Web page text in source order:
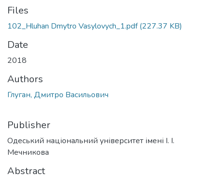
Files
102_Hluhan Dmytro Vasylovych_1.pdf(227.37 KB)
Date
2018
Authors
Глуган, Дмитро Васильович
Publisher
Одеський національний університет імені І. І.
Мечникова
Abstract